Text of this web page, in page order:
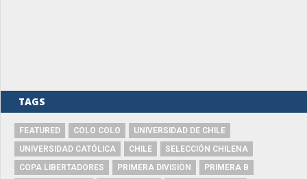
TAGS
FEATURED COLO COLO
UNIVERSIDAD DE CHILE
UNIVERSIDAD CATÓLICA
CHILE
SELECCIÓN CHILENA
COPA LIBERTADORES
PRIMERA DIVISIÓN
PRIMERA B